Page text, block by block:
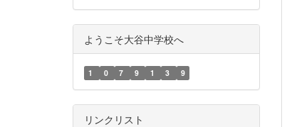
ようこそ大谷中学校へ
1 0 7 9 1 3 9
リンクリスト